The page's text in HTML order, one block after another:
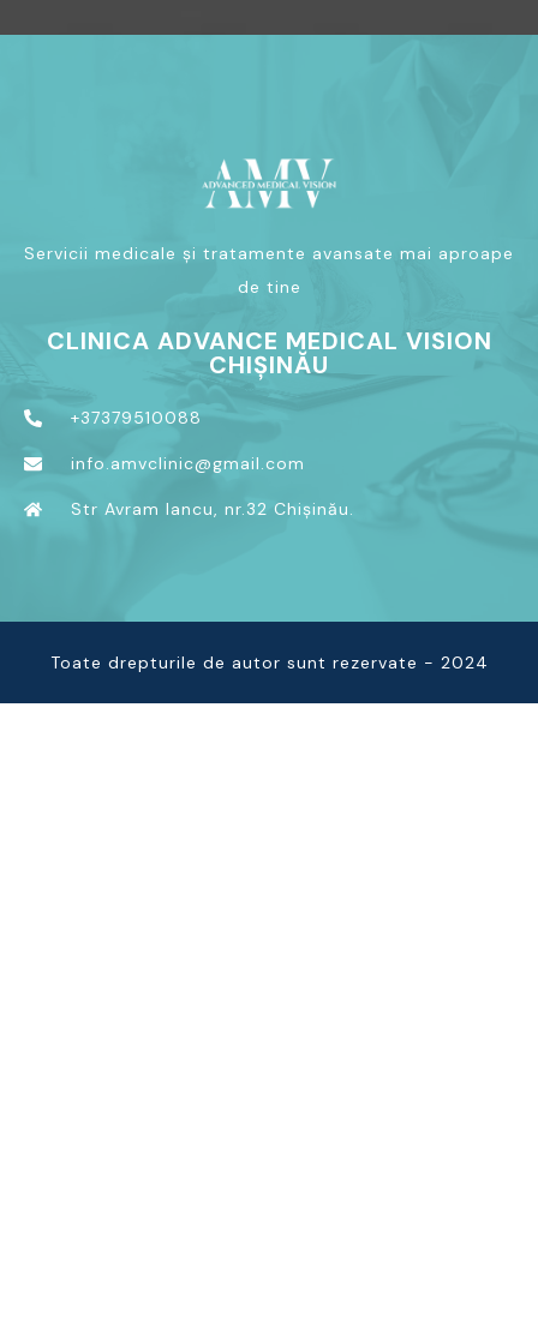
Servicii medicale și tratamente avansate mai aproape
de tine
CLINICA ADVANCE MEDICAL VISION
CHIȘINĂU
+37379510088
info.amvclinic@gmail.com
Str Avram Iancu, nr.32 Chișinău.
Toate drepturile de autor sunt rezervate - 2024